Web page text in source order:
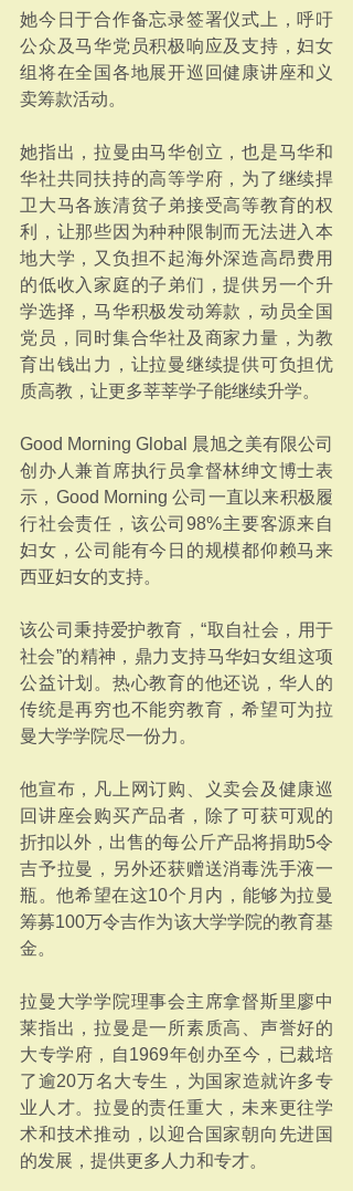
她今日于合作备忘录签署仪式上，呼吁
公众及马华党员积极响应及支持，妇女
组将在全国各地展开巡回健康讲座和义
卖筹款活动。
她指出，拉曼由马华创立，也是马华和
华社共同扶持的高等学府，为了继续捍
卫大马各族清贫子弟接受高等教育的权
利，让那些因为种种限制而无法进入本
地大学，又负担不起海外深造高昂费用
的低收入家庭的子弟们，提供另一个升
学选择，马华积极发动筹款，动员全国
党员，同时集合华社及商家力量，为教
育出钱出力，让拉曼继续提供可负担优
质高教，让更多莘莘学子能继续升学。
Good Morning Global 晨旭之美有限公司
创办人兼首席执行员拿督林绅文博士表
示，Good Morning 公司一直以来积极履
行社会责任，该公司98%主要客源来自
妇女，公司能有今日的规模都仰赖马来
西亚妇女的支持。
该公司秉持爱护教育，“取自社会，用于
社会”的精神，鼎力支持马华妇女组这项
公益计划。热心教育的他还说，华人的
传统是再穷也不能穷教育，希望可为拉
曼大学学院尽一份力。
他宣布，凡上网订购、义卖会及健康巡
回讲座会购买产品者，除了可获可观的
折扣以外，出售的每公斤产品将捐助5令
吉予拉曼，另外还获赠送消毒洗手液一
瓶。他希望在这10个月内，能够为拉曼
筹募100万令吉作为该大学学院的教育基
金。
拉曼大学学院理事会主席拿督斯里廖中
莱指出，拉曼是一所素质高、声誉好的
大专学府，自1969年创办至今，已裁培
了逾20万名大专生，为国家造就许多专
业人才。拉曼的责任重大，未来更往学
术和技术推动，以迎合国家朝向先进国
的发展，提供更多人力和专才。